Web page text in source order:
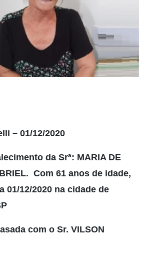
– 01/12/2020
da Srª: MARIA DE
Com 61 anos de idade,
01/12/2020 na cidade de
com o Sr. VILSON